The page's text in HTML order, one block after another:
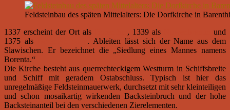
Feldsteinbau des späten Mittelalters: Die Dorfkirche in
1337 erscheint der Ort als
, 1339 als Nuwenbrantinund
1375 als
. Ableiten lässt sich der Name aus dem
Slawischen. Er bezeichnet die „Siedlung eines Mannes namens
Borenta.“
Die Kirche besteht aus querrechteckigem Westturm in Schiffsbreite
und Schiff mit geradem Ostabschluss. Typisch ist hier das
unregelmäßige Feldsteinmauerwerk, durchsetzt mit sehr kleinteiligen
und schon mosaikartig wirkenden Backsteinbruch und der hohe
Backsteinanteil bei den verschiedenen Zierelementen.